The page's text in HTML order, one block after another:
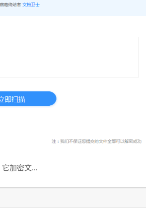
它加密文…